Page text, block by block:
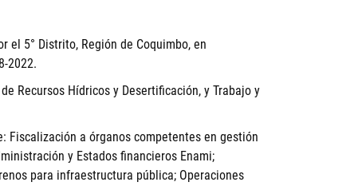
el 5° Distrito, Región de Coquimbo, en
2022.
Recursos Hídricos y Desertificación, y Trabajo y
Fiscalización a órganos competentes en gestión
y Estados financieros Enami;
para infraestructura pública; Operaciones